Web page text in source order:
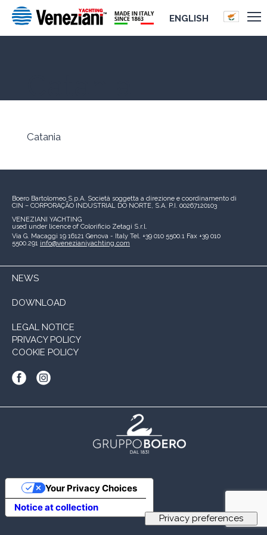
ENGLISH
Catania
Boero Bartolomeo S.p.A. Società soggetta a direzione e coordinamento di
CIN – CORPORAÇÃO INDUSTRIAL DO NORTE, S.A. P.I. 00267120103
VENEZIANI YACHTING
used under licence of Colorificio Zetagi S.r.l.
Via G. Macaggi 19 16121 Genova - Italy Tel. +39 010 5500.1 Fax +39 010
5500.291 info@venezianiyachting.com
NEWS
DOWNLOAD
LEGAL NOTICE
PRIVACY POLICY
COOKIE POLICY
Notice at collection
Your Privacy Choices